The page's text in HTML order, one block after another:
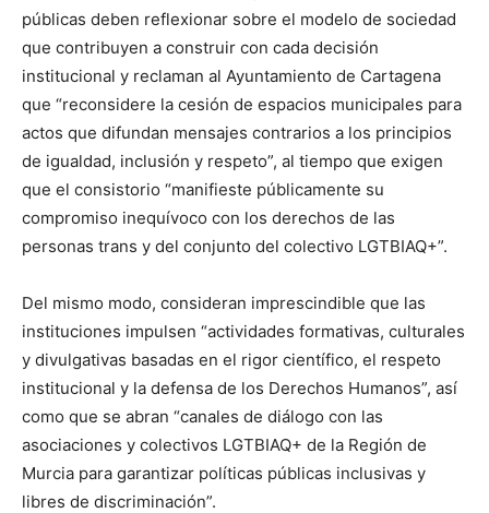
públicas deben reflexionar sobre el modelo de sociedad
que contribuyen a construir con cada decisión
institucional y reclaman al Ayuntamiento de Cartagena
que “reconsidere la cesión de espacios municipales para
actos que difundan mensajes contrarios a los principios
de igualdad, inclusión y respeto”, al tiempo que exigen
que el consistorio “manifieste públicamente su
compromiso inequívoco con los derechos de las
personas trans y del conjunto del colectivo LGTBIAQ+”.
Del mismo modo, consideran imprescindible que las
instituciones impulsen “actividades formativas, culturales
y divulgativas basadas en el rigor científico, el respeto
institucional y la defensa de los Derechos Humanos”, así
como que se abran “canales de diálogo con las
asociaciones y colectivos LGTBIAQ+ de la Región de
Murcia para garantizar políticas públicas inclusivas y
libres de discriminación”.